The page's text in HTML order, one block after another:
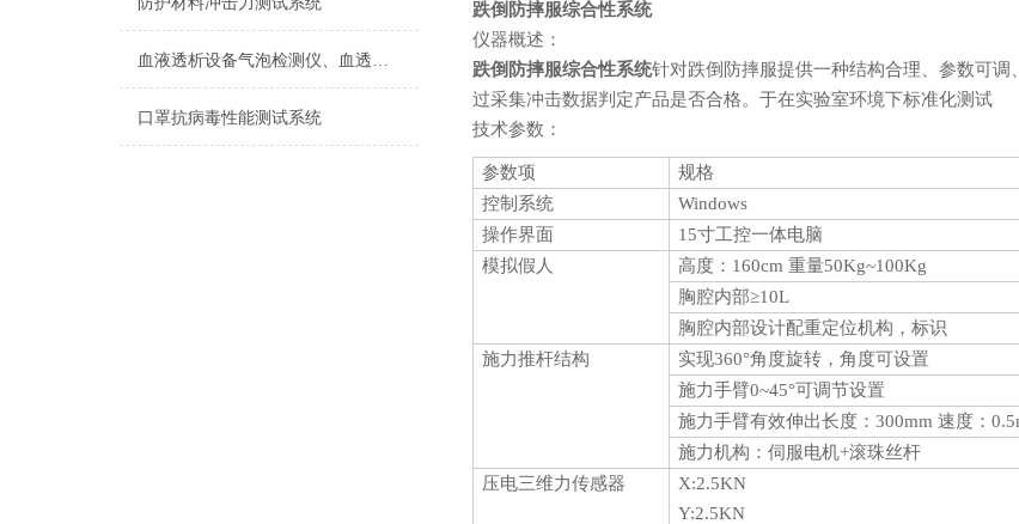
血液透析设备气泡检测仪、血透机气泡监测测试系统
口罩抗病毒性能测试系统
跌倒防摔服综合性系统
仪器概述：
跌倒防摔服综合性系统针对跌倒防摔服提供一种结构合理、参数可
过采集冲击数据判定产品是否合格。于在实验室环境下标准化测试
技术参数：
参数项
规格
控制系统
Windows
操作界面
15寸工控一体电脑
模拟假人
高度：160cm 重量50Kg~100Kg
胸腔内部≥10L
胸腔内部设计配重定位机构，标识
施力推杆结构
实现360°角度旋转，角度可设置
施力手臂0~45°可调节设置
施力手臂有效伸出长度：300mm 速度：
施力机构：伺服电机+滚珠丝杆
压电三维力传感器
X:2.5KN
Y:2.5KN